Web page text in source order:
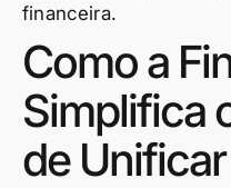
financeira.
Como a
Simplifica
de